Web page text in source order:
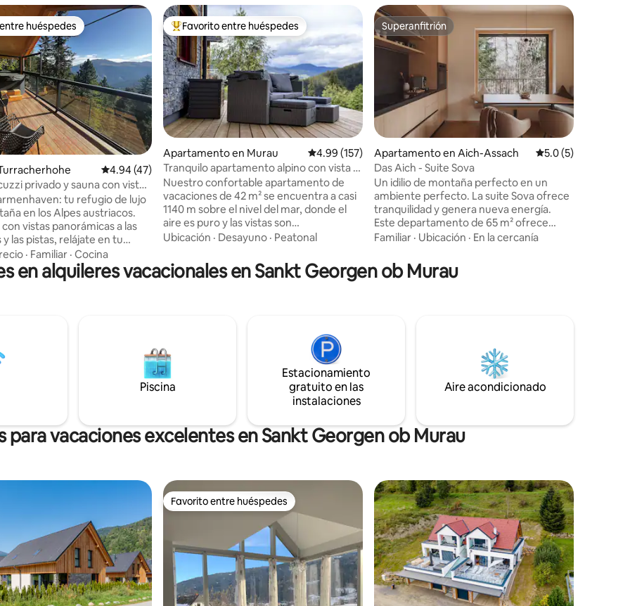
de 5, 161 reseñas
huéspedes
huéspedes
Calificación promedio: 4.94 de 5, 47 reseñas
4.94 (47)
privado y sauna con vista
tu refugio de lujo
en los Alpes austriacos.
vistas panorámicas a las
las pistas, relájate en tu
y en el jacuzzi al aire libre y
en cuestión de minutos.
de 135 m2 tiene capacidad
grande de Austria, este es un
refugio para las cuatro
para practicar esquí,
ciclismo de montaña o
· Familiar · Cocina
Favorito entre huéspedes preferido
Favorito entre huéspedes
Apartamento en Murau Calificación promedio: 4.99 de 5, 157 reseñas
4.99 (157)
Tranquilo apartamento alpino con vista a
la montaña a 1140 m
Nuestro confortable apartamento de
vacaciones de 42 m² se encuentra a casi
1140 m sobre el nivel del mar, donde el
aire es puro y las vistas son
impresionantes. Con unas vistas
circundantes y una ubicación tranquila,
Konradgut 11 es el punto de partida ideal
equipamiento moderno. La cabina de
infrarrojos proporciona el factor de
bienestar necesario. ¡Compruébalo tú
mismo!
Ubicación · Desayuno · Peatonal
Superanfitrión
Superanfitrión
Apartamento en Aich-Assach Calificación
5.0 (5)
Das Aich - Suite Sova
Un idilio de montaña perfecto en un
ambiente perfecto. La suite Sova ofrece
tranquilidad y genera nueva energía.
Este departamento de 65 m² ofrece
espacio para hasta 4 personas y
buen gusto, con líneas limpias y pura
elegancia. La suite impresiona por su
también cuenta con un sauna privado, lo
que aumenta la sensación de bienestar.
Familiar · Ubicación · En la cercanía
en alquileres vacacionales en Sankt Georgen ob Murau
Piscina
Estacionamiento
gratuito en las
instalaciones
Aire acondicionado
vacaciones excelentes en Sankt Georgen ob Murau
Favorito entre huéspedes
Favorito entre huéspedes